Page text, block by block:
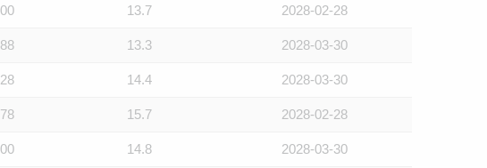
13.7 2028-02-28
13.3 2028-03-30
14.4 2028-03-30
15.7 2028-02-28
14.8 2028-03-30